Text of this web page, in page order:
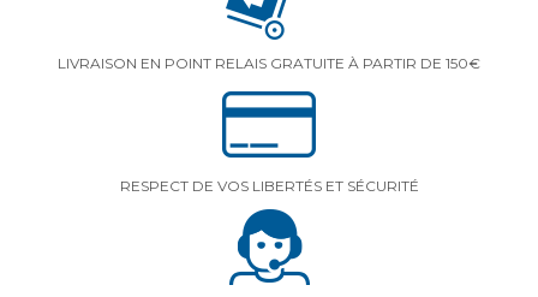
LIVRAISON EN POINT RELAIS GRATUITE À PARTIR DE 150€
RESPECT DE VOS LIBERTÉS ET SÉCURITÉ